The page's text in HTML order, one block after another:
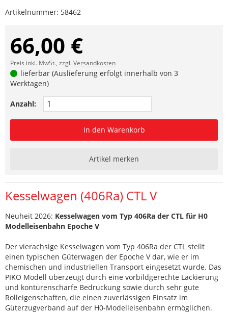
Artikelnummer: 58462
66,00 €
Preis inkl. MwSt., zzgl.Versandkosten
lieferbar (Auslieferung erfolgt innerhalb von 3
Werktagen)
Anzahl:
In den Warenkorb
Artikel merken
Kesselwagen (406Ra) CTL V
Neuheit 2026: Kesselwagen vom Typ 406Ra der CTL für H0
Modelleisenbahn Epoche V
Der vierachsige Kesselwagen vom Typ 406Ra der CTL stellt
einen typischen Güterwagen der Epoche V dar, wie er im
chemischen und industriellen Transport eingesetzt wurde. Das
PIKO Modell überzeugt durch eine vorbildgerechte Lackierung
und konturenscharfe Bedruckung sowie durch sehr gute
Rolleigenschaften, die einen zuverlässigen Einsatz im
Güterzugverband auf der H0-Modelleisenbahn ermöglichen.